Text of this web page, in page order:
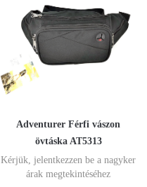
Adventurer Férfi vászon
övtáska AT5313
Kérjük, jelentkezzen be a nagyker
árak megtekintéséhez